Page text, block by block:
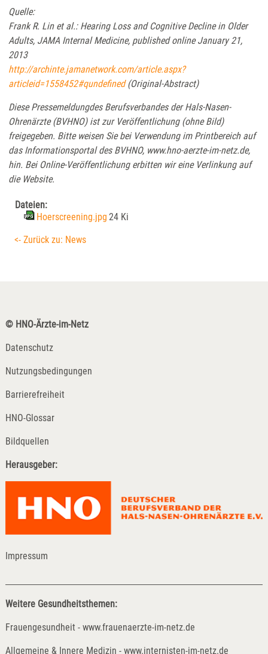
Quelle:
Frank R. Lin et al.: Hearing Loss and Cognitive Decline in Older
Adults, JAMA Internal Medicine, published online January 21,
2013
http://archinte.jamanetwork.com/article.aspx?
articleid=1558452#qundefined(Original-Abstract)
Diese Pressemeldungdes Berufsverbandes der Hals-Nasen-
Ohrenärzte (BVHNO) ist zur Veröffentlichung (ohne Bild)
freigegeben. Bitte weisen Sie bei Verwendung im Printbereich auf
das Informationsportal des BVHNO, www.hno-aerzte-im-netz.de,
hin. Bei Online-Veröffentlichung erbitten wir eine Verlinkung auf
die Website.
Dateien:
Hoerscreening.jpg 24 Ki
<- Zurück zu: News
© HNO-Ärzte-im-Netz
Datenschutz
Nutzungsbedingungen
Barrierefreiheit
HNO-Glossar
Bildquellen
Herausgeber:
Impressum
Weitere Gesundheitsthemen:
Frauengesundheit - www.frauenaerzte-im-netz.de
Allgemeine & Innere Medizin - www.internisten-im-netz.de